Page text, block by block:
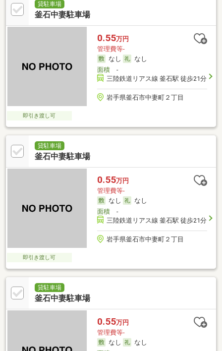
貸駐車場
釜石中妻駐車場
0.55万円
管理費等-
なし
なし
面積-
三陸鉄道リアス線 釜石駅 徒歩21分
岩手県釜石市中妻町２丁目
即引き渡し可
貸駐車場
釜石中妻駐車場
0.55万円
管理費等-
なし
なし
面積-
三陸鉄道リアス線 釜石駅 徒歩21分
岩手県釜石市中妻町２丁目
即引き渡し可
貸駐車場
釜石中妻駐車場
0.55万円
管理費等-
なし
なし